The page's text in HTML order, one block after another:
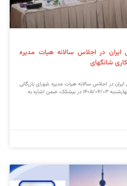
در اجلاس سالانه هیات مدیره
شانگهای
در اجلاس سالانه هیات مدیره شورای بازرگانی
ضمن اشاره به